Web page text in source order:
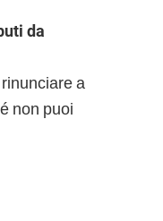
da
a
non puoi